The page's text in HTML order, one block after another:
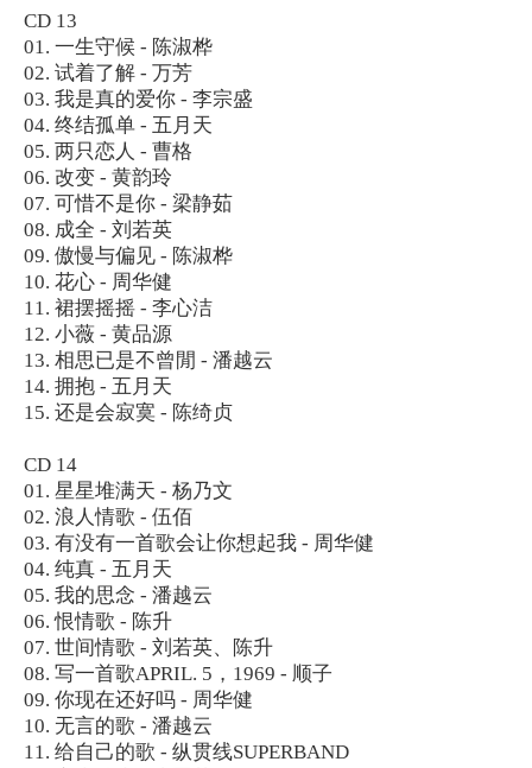
CD 13
01. 一生守候 - 陈淑桦
02. 试着了解 - 万芳
03. 我是真的爱你 - 李宗盛
04. 终结孤单 - 五月天
05. 两只恋人 - 曹格
06. 改变 - 黄韵玲
07. 可惜不是你 - 梁静茹
08. 成全 - 刘若英
09. 傲慢与偏见 - 陈淑桦
10. 花心 - 周华健
11. 裙摆摇摇 - 李心洁
12. 小薇 - 黄品源
13. 相思已是不曾閒 - 潘越云
14. 拥抱 - 五月天
15. 还是会寂寞 - 陈绮贞
CD 14
01. 星星堆满天 - 杨乃文
02. 浪人情歌 - 伍佰
03. 有没有一首歌会让你想起我 - 周华健
04. 纯真 - 五月天
05. 我的思念 - 潘越云
06. 恨情歌 - 陈升
07. 世间情歌 - 刘若英、陈升
08. 写一首歌APRIL. 5，1969 - 顺子
09. 你现在还好吗 - 周华健
10. 无言的歌 - 潘越云
11. 给自己的歌 - 纵贯线SUPERBAND